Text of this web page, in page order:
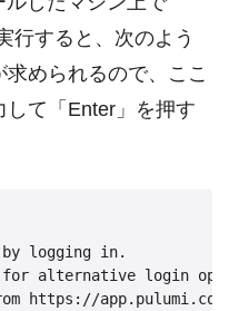
行すると、次のよう
められるので、ここ
て「Enter」を押す
by logging in.
for alternative login
https://